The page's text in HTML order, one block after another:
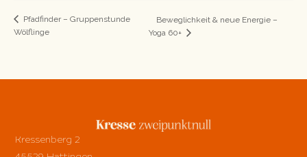
Pfadfinder – Gruppenstunde
Wölflinge
Beweglichkeit & neue Energie –
Yoga 60+
Kressenberg 2